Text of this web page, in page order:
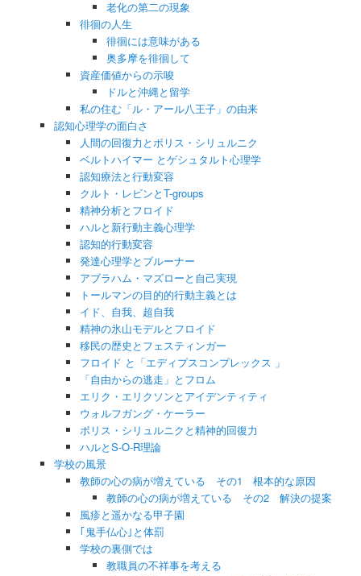
老化の第二の現象
徘徊の人生
徘徊には意味がある
奥多摩を徘徊して
資産価値からの示唆
ドルと沖縄と留学
私の住む「ル・アール八王子」の由来
認知心理学の面白さ
人間の回復力とボリス・シリュルニク
ベルトハイマー とゲシュタルト心理学
認知療法と行動変容
クルト・レビンとT-groups
精神分析とフロイド
ハルと新行動主義心理学
認知的行動変容
発達心理学とブルーナー
アブラハム・マズローと自己実現
トールマンの目的的行動主義とは
イド、自我、超自我
精神の氷山モデルとフロイド
移民の歴史とフェスティンガー
フロイド と「エディプスコンプレックス 」
「自由からの逃走」とフロム
エリク・エリクソンとアイデンティティ
ウォルフガング・ケーラー
ボリス・シリュルニクと精神的回復力
ハルとS-O-R理論
学校の風景
教師の心の病が増えている その1 根本的な原因
教師の心の病が増えている その2 解決の提案
風疹と遥かなる甲子園
｢鬼手仏心｣と体罰
学校の裏側では
教職員の不祥事を考える